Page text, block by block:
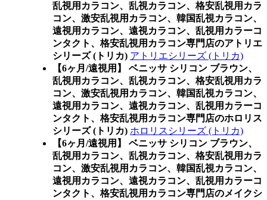
乱視用カラコン、乱視カラコン、格安乱視用カラ
コン、激安乱視用カラコン、韓国乱視カラコン、
遠視用カラコン、遠視カラコン、乱視用カラーコ
ンタクト、格安乱視用カラコン専門店のアトリエ
シリーズ (トリカ) アトリエシリーズ (トリカ)
【6ヶ月/遠視用】 ベニッサ シリコン ブラウン、
乱視用カラコン、乱視カラコン、格安乱視用カラ
コン、激安乱視用カラコン、韓国乱視カラコン、
遠視用カラコン、遠視カラコン、乱視用カラーコ
ンタクト、格安乱視用カラコン専門店のホロリス
シリーズ (トリカ) ホロリスシリーズ (トリカ)
【6ヶ月/遠視用】 ベニッサ シリコン ブラウン、
乱視用カラコン、乱視カラコン、格安乱視用カラ
コン、激安乱視用カラコン、韓国乱視カラコン、
遠視用カラコン、遠視カラコン、乱視用カラーコ
ンタクト、格安乱視用カラコン専門店のメイクシ